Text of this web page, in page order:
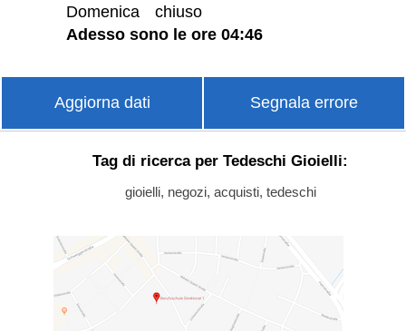
Domenica
chiuso
Adesso sono le ore 04:46
Aggiorna dati Segnala errore
Tag di ricerca per Tedeschi Gioielli:
gioielli, negozi, acquisti, tedeschi